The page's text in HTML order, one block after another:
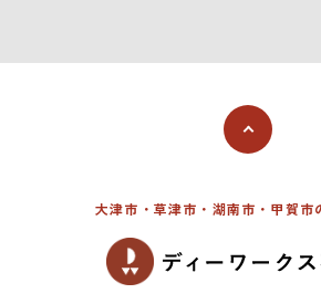
大津市・草津市・湖南市・甲賀市